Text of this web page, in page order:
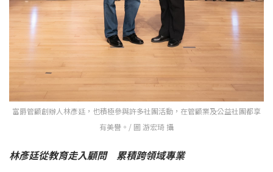
富爵管顧創辦人林彥廷，也積極參與許多社團活動，在管顧業及公益社團都享
有美譽。/ 圖 游宏琦 攝
林彥廷從教育走入顧問 累積跨領域專業